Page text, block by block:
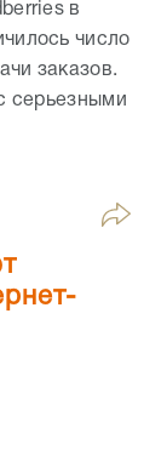
в
число
заказов.
серьезными